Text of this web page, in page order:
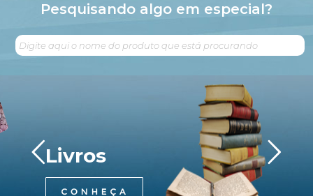
Pesquisando algo em especial?
Livros